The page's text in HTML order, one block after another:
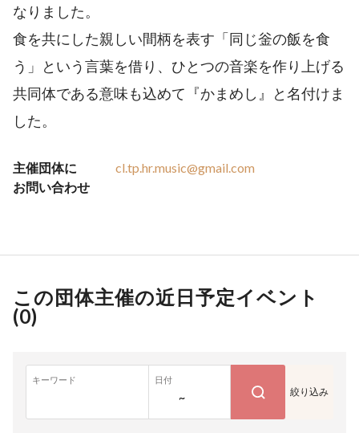
なりました。
食を共にした親しい間柄を表す「同じ釡の飯を食
う」という言葉を借り、ひとつの音楽を作り上げる
共同体である意味も込めて『かまめし』と名付けま
した。
主催団体に
お問い合わせ
cl.tp.hr.music@gmail.com
この団体主催の近日予定イベント
(0)
キーワード 日付
~ 絞り込み